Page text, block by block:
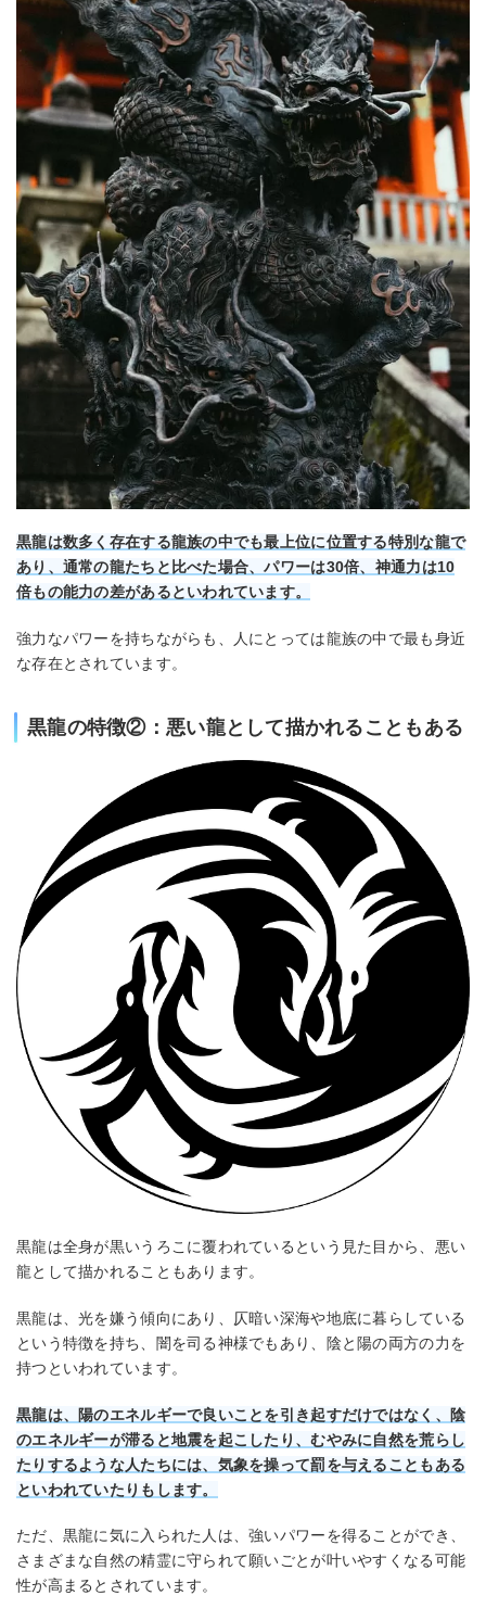
黒龍は数多く存在する龍族の中でも最上位に位置する特別な龍で
あり、通常の龍たちと比べた場合、パワーは30倍、神通力は10
倍もの能力の差があるといわれています。
強力なパワーを持ちながらも、人にとっては龍族の中で最も身近
な存在とされています。
黒龍の特徴②：悪い龍として描かれることもある
黒龍は全身が黒いうろこに覆われているという見た目から、悪い
龍として描かれることもあります。
黒龍は、光を嫌う傾向にあり、仄暗い深海や地底に暮らしている
という特徴を持ち、闇を司る神様でもあり、陰と陽の両方の力を
持つといわれています。
黒龍は、陽のエネルギーで良いことを引き起すだけではなく、陰
のエネルギーが滞ると地震を起こしたり、むやみに自然を荒らし
たりするような人たちには、気象を操って罰を与えることもある
といわれていたりもします。
ただ、黒龍に気に入られた人は、強いパワーを得ることができ、
さまざまな自然の精霊に守られて願いごとが叶いやすくなる可能
性が高まるとされています。